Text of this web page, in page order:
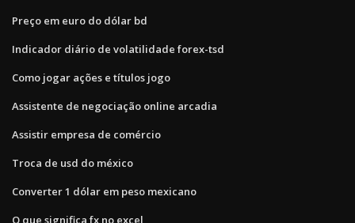
Preço em euro do dólar bd
Indicador diário de volatilidade forex-tsd
Como jogar ações e títulos jogo
Assistente de negociação online arcadia
Assistir empresa de comércio
Troca de usd do méxico
Converter 1 dólar em peso mexicano
O que significa fx no excel